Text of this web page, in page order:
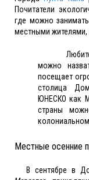
Почитатели
где можно
местными жителями,
можно
посещает
столица
ЮНЕСКО как
страны
Местные осенние
В сентябре в